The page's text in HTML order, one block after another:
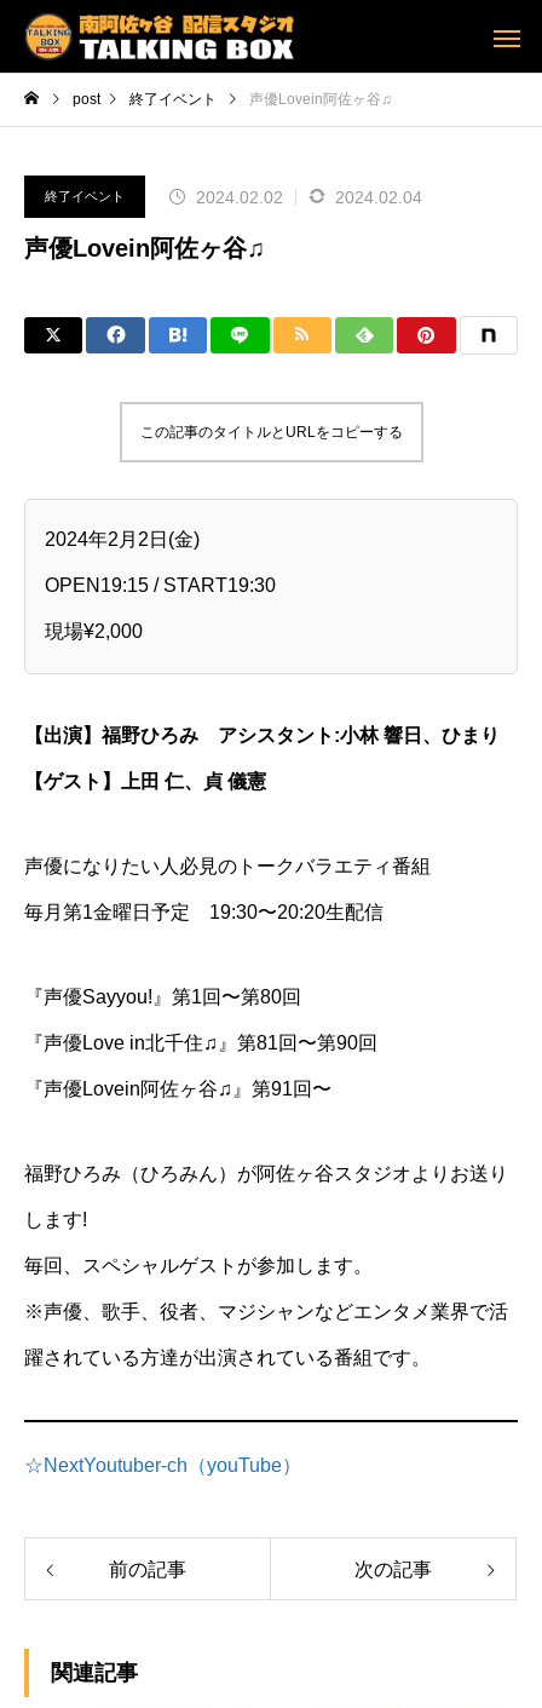
post 終了イベント 声優Lovein阿佐ヶ谷♫
終了イベント 2024.02.02 2024.02.04
声優Lovein阿佐ヶ谷♫
この記事のタイトルとURLをコピーする
2024年2月2日(金)
OPEN19:15 / START19:30
現場¥2,000
【出演】福野ひろみ アシスタント:小林 響日、ひまり
【ゲスト】上田 仁、貞 儀憲
声優になりたい人必見のトークバラエティ番組
毎月第1金曜日予定 19:30〜20:20生配信
『声優Sayyou!』第1回〜第80回
『声優Love in北千住♫』第81回〜第90回
『声優Lovein阿佐ヶ谷♫』第91回〜
福野ひろみ（ひろみん）が阿佐ヶ谷スタジオよりお送り
します!
毎回、スペシャルゲストが参加します。
※声優、歌手、役者、マジシャンなどエンタメ業界で活
躍されている方達が出演されている番組です。
☆NextYoutuber-ch（youTube）
前の記事 次の記事
関連記事